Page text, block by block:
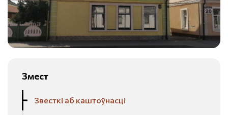
Змест
Звесткі аб каштоўнасці